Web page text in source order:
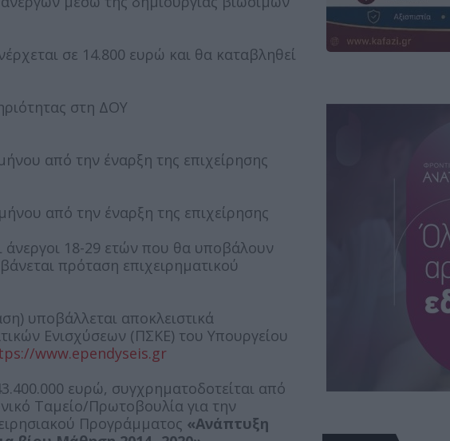
σε 14.800 ευρώ και θα καταβληθεί
στη ΔΟΥ
από την έναρξη της επιχείρησης
από την έναρξη της επιχείρησης
άνεργοι 18-29 ετών που θα υποβάλουν
πρόταση επιχειρηματικού
υποβάλλεται αποκλειστικά
Ενισχύσεων (ΠΣΚΕ) του Υπουργείου
www.ependyseis.gr
ευρώ, συγχρηματοδοτείται από
Ταμείο/Πρωτοβουλία για την
Προγράμματος «Ανάπτυξη